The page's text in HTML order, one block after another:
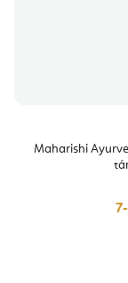
Maharishi